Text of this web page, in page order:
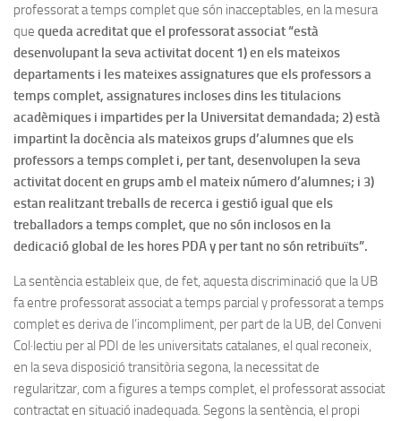
professorat a temps complet que són inacceptables, en la mesura
que queda acreditat que el professorat associat “està
desenvolupant la seva activitat docent 1) en els mateixos
departaments i les mateixes assignatures que els professors a
temps complet, assignatures incloses dins les titulacions
acadèmiques i impartides per la Universitat demandada; 2) està
impartint la docència als mateixos grups d’alumnes que els
professors a temps complet i, per tant, desenvolupen la seva
activitat docent en grups amb el mateix número d’alumnes; i 3)
estan realitzant treballs de recerca i gestió igual que els
treballadors a temps complet, que no són inclosos en la
dedicació global de les hores PDA y per tant no són retribuïts”.
La sentència estableix que, de fet, aquesta discriminació que la UB
fa entre professorat associat a temps parcial y professorat a temps
complet es deriva de l’incompliment, per part de la UB, del Conveni
Col·lectiu per al PDI de les universitats catalanes, el qual reconeix,
en la seva disposició transitòria segona, la necessitat de
regularitzar, com a figures a temps complet, el professorat associat
contractat en situació inadequada. Segons la sentència, el propi